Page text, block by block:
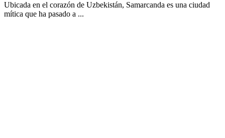
Ubicada en el corazón de Uzbekistán, Samarcanda es una ciudad
mítica que ha pasado a ...